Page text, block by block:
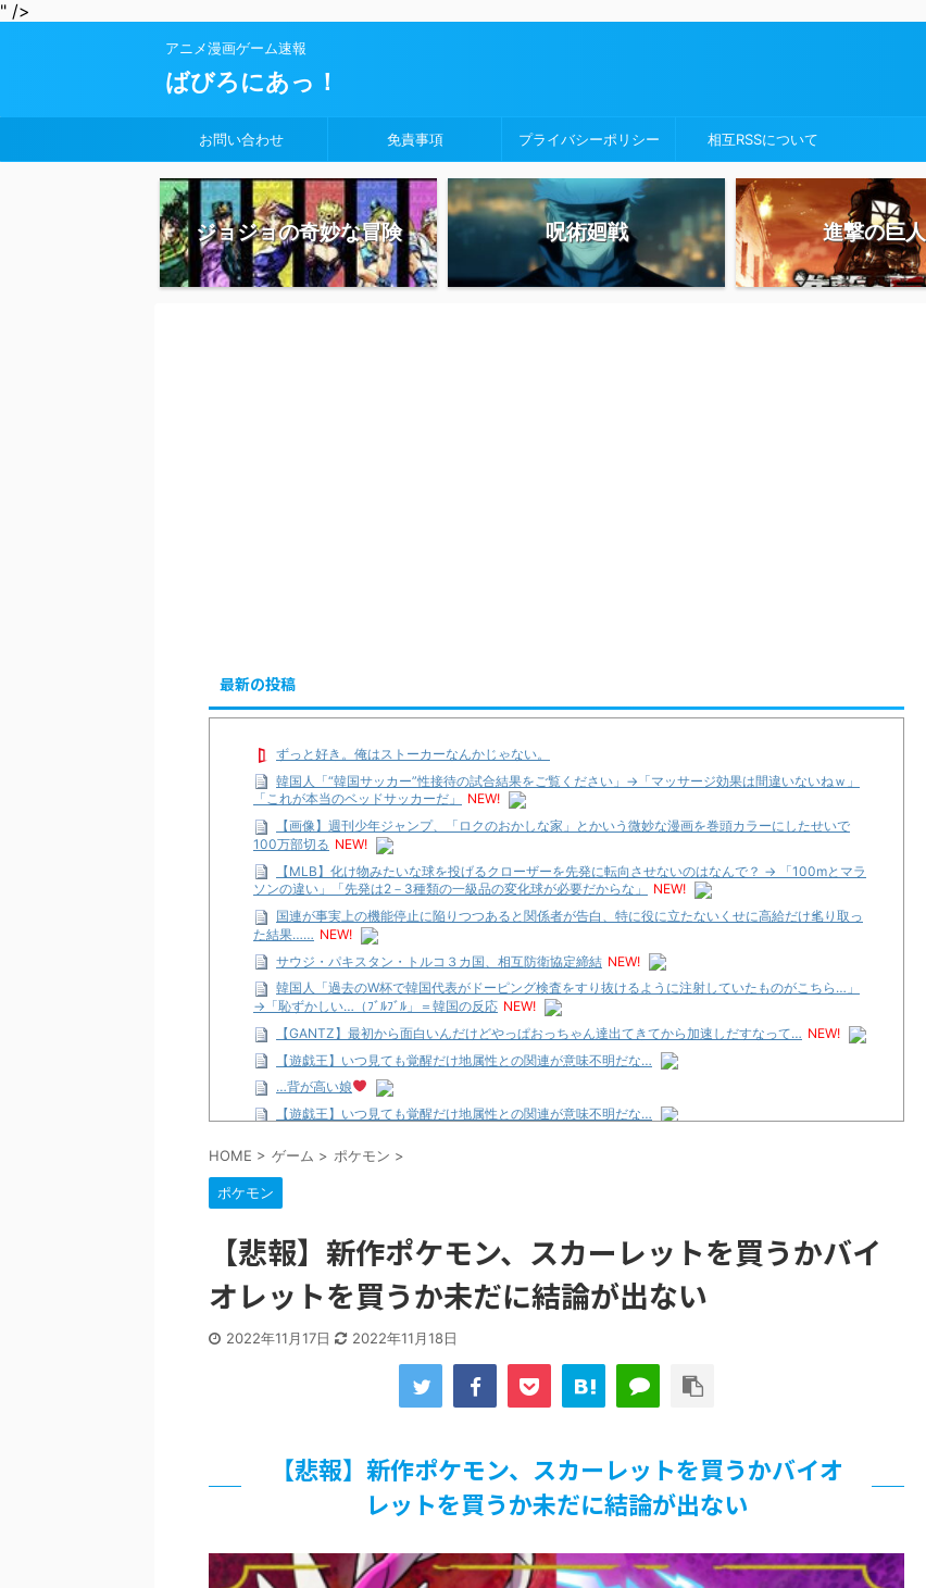
" />
アニメ漫画ゲーム速報
ばびろにあっ！
お問い合わせ 免責事項 プライバシーポリシー 相互RSSについて
ジョジョの奇妙な冒険 呪術廻戦 進撃の巨人
最新の投稿
ずっと好き。俺はストーカーなんかじゃない。
韓国人「“韓国サッカー”性接待の試合結果をご覧ください」→「マッサージ効果は間違いないねｗ」
「これが本当のベッドサッカーだ」
NEW!
【画像】週刊少年ジャンプ、「ロクのおかしな家」とかいう微妙な漫画を巻頭カラーにしたせいで
100万部切る NEW!
【MLB】化け物みたいな球を投げるクローザーを先発に転向させないのはなんで？ → 「100mとマラ
ソンの違い」「先発は2－3種類の一級品の変化球が必要だからな」
NEW!
国連が事実上の機能停止に陥りつつあると関係者が告白、特に役に立たないくせに高給だけ毟り取っ
た結果…… NEW!
サウジ・パキスタン・トルコ３カ国、相互防衛協定締結 NEW!
韓国人「過去のW杯で韓国代表がドーピング検査をすり抜けるように注射していたものがこちら…」
→「恥ずかしい…（ﾌﾞﾙﾌﾞﾙ」＝韓国の反応 NEW!
【GANTZ】最初から面白いんだけどやっぱおっちゃん達出てきてから加速しだすなって… NEW!
【遊戯王】いつ見ても覚醒だけ地属性との関連が意味不明だな…
…背が高い娘
【遊戯王】いつ見ても覚醒だけ地属性との関連が意味不明だな…
【ギャルゲ】「千恋*万花」のアニメ化決定でKOTOKOが主題歌歌うよ！
【画像】この女優さん、可愛すぎる
美少女図鑑AWARD2026グランプリ・榎本彩乃、グラビア披露！透明感が凄い！！
【朗報】齋藤飛鳥、前屈みで完全に見えてる動画が拡散されてしまう…
【画像】顔100点、体30点の女ｗｗｗ
佐藤絢音ちゃん(11)が万バズ！！
超能力が使えるようになったので限界まで極める事にした件 その２
【画像】『プリズマ☆イリヤ』の新グッズ、流石に一線を越えてしまう
HOME > ゲーム > ポケモン >
ポケモン
【悲報】新作ポケモン、スカーレットを買うかバイ
オレットを買うか未だに結論が出ない
2022年11月17日 2022年11月18日
【悲報】新作ポケモン、スカーレットを買うかバイオ
レットを買うか未だに結論が出ない